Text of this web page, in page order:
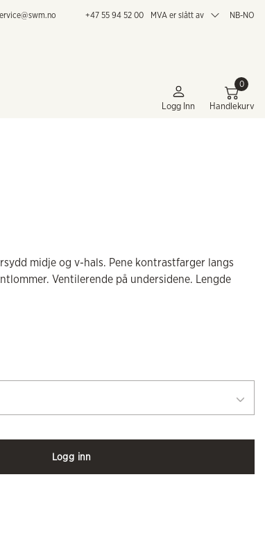
+47 55 94 52 00 MVA er slått av NB-NO
Logg Inn
0
Handlekurv
midje og v-hals. Pene kontrastfarger langs
Ventilerende på undersidene. Lengde
Logg inn